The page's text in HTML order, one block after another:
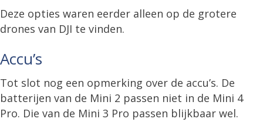
Deze opties waren eerder alleen op de grotere
drones van DJI te vinden.
Accu’s
Tot slot nog een opmerking over de accu’s. De
batterijen van de Mini 2 passen niet in de Mini 4
Pro. Die van de Mini 3 Pro passen blijkbaar wel.